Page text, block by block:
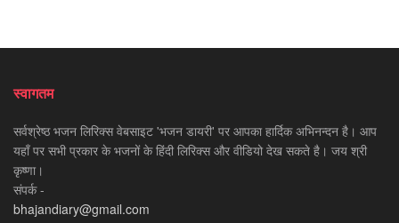
स्वागतम
सर्वश्रेष्ठ भजन लिरिक्स वेबसाइट 'भजन डायरी' पर आपका हार्दिक अभिनन्दन है। आप
यहाँ पर सभी प्रकार के भजनों के हिंदी लिरिक्स और वीडियो देख सकते है। जय श्री
कृष्णा।
संपर्क -
bhajandiary@gmail.com